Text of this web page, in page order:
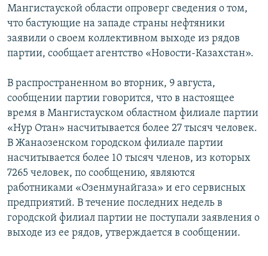
поиску
ТОҶИКӢ
TÜRKMENÇE
Все сайты РСЕ/РС
Мангистауской области опроверг сведения о том,
что бастующие на западе страны нефтяники
заявили о своем коллективном выходе из рядов
партии, сообщает агентство «Новости-Казахстан».
В распространенном во вторник, 9 августа,
сообщении партии говорится, что в настоящее
время в Мангистауском областном филиале партии
«Нур Отан» насчитывается более 27 тысяч человек.
В Жанаозенском городском филиале партии
насчитывается более 10 тысяч членов, из которых
7265 человек, по сообщению, являются
работниками «Озенмунайгаза» и его сервисных
предприятий. В течение последних недель в
городской филиал партии не поступали заявления о
выходе из ее рядов, утверждается в сообщении.